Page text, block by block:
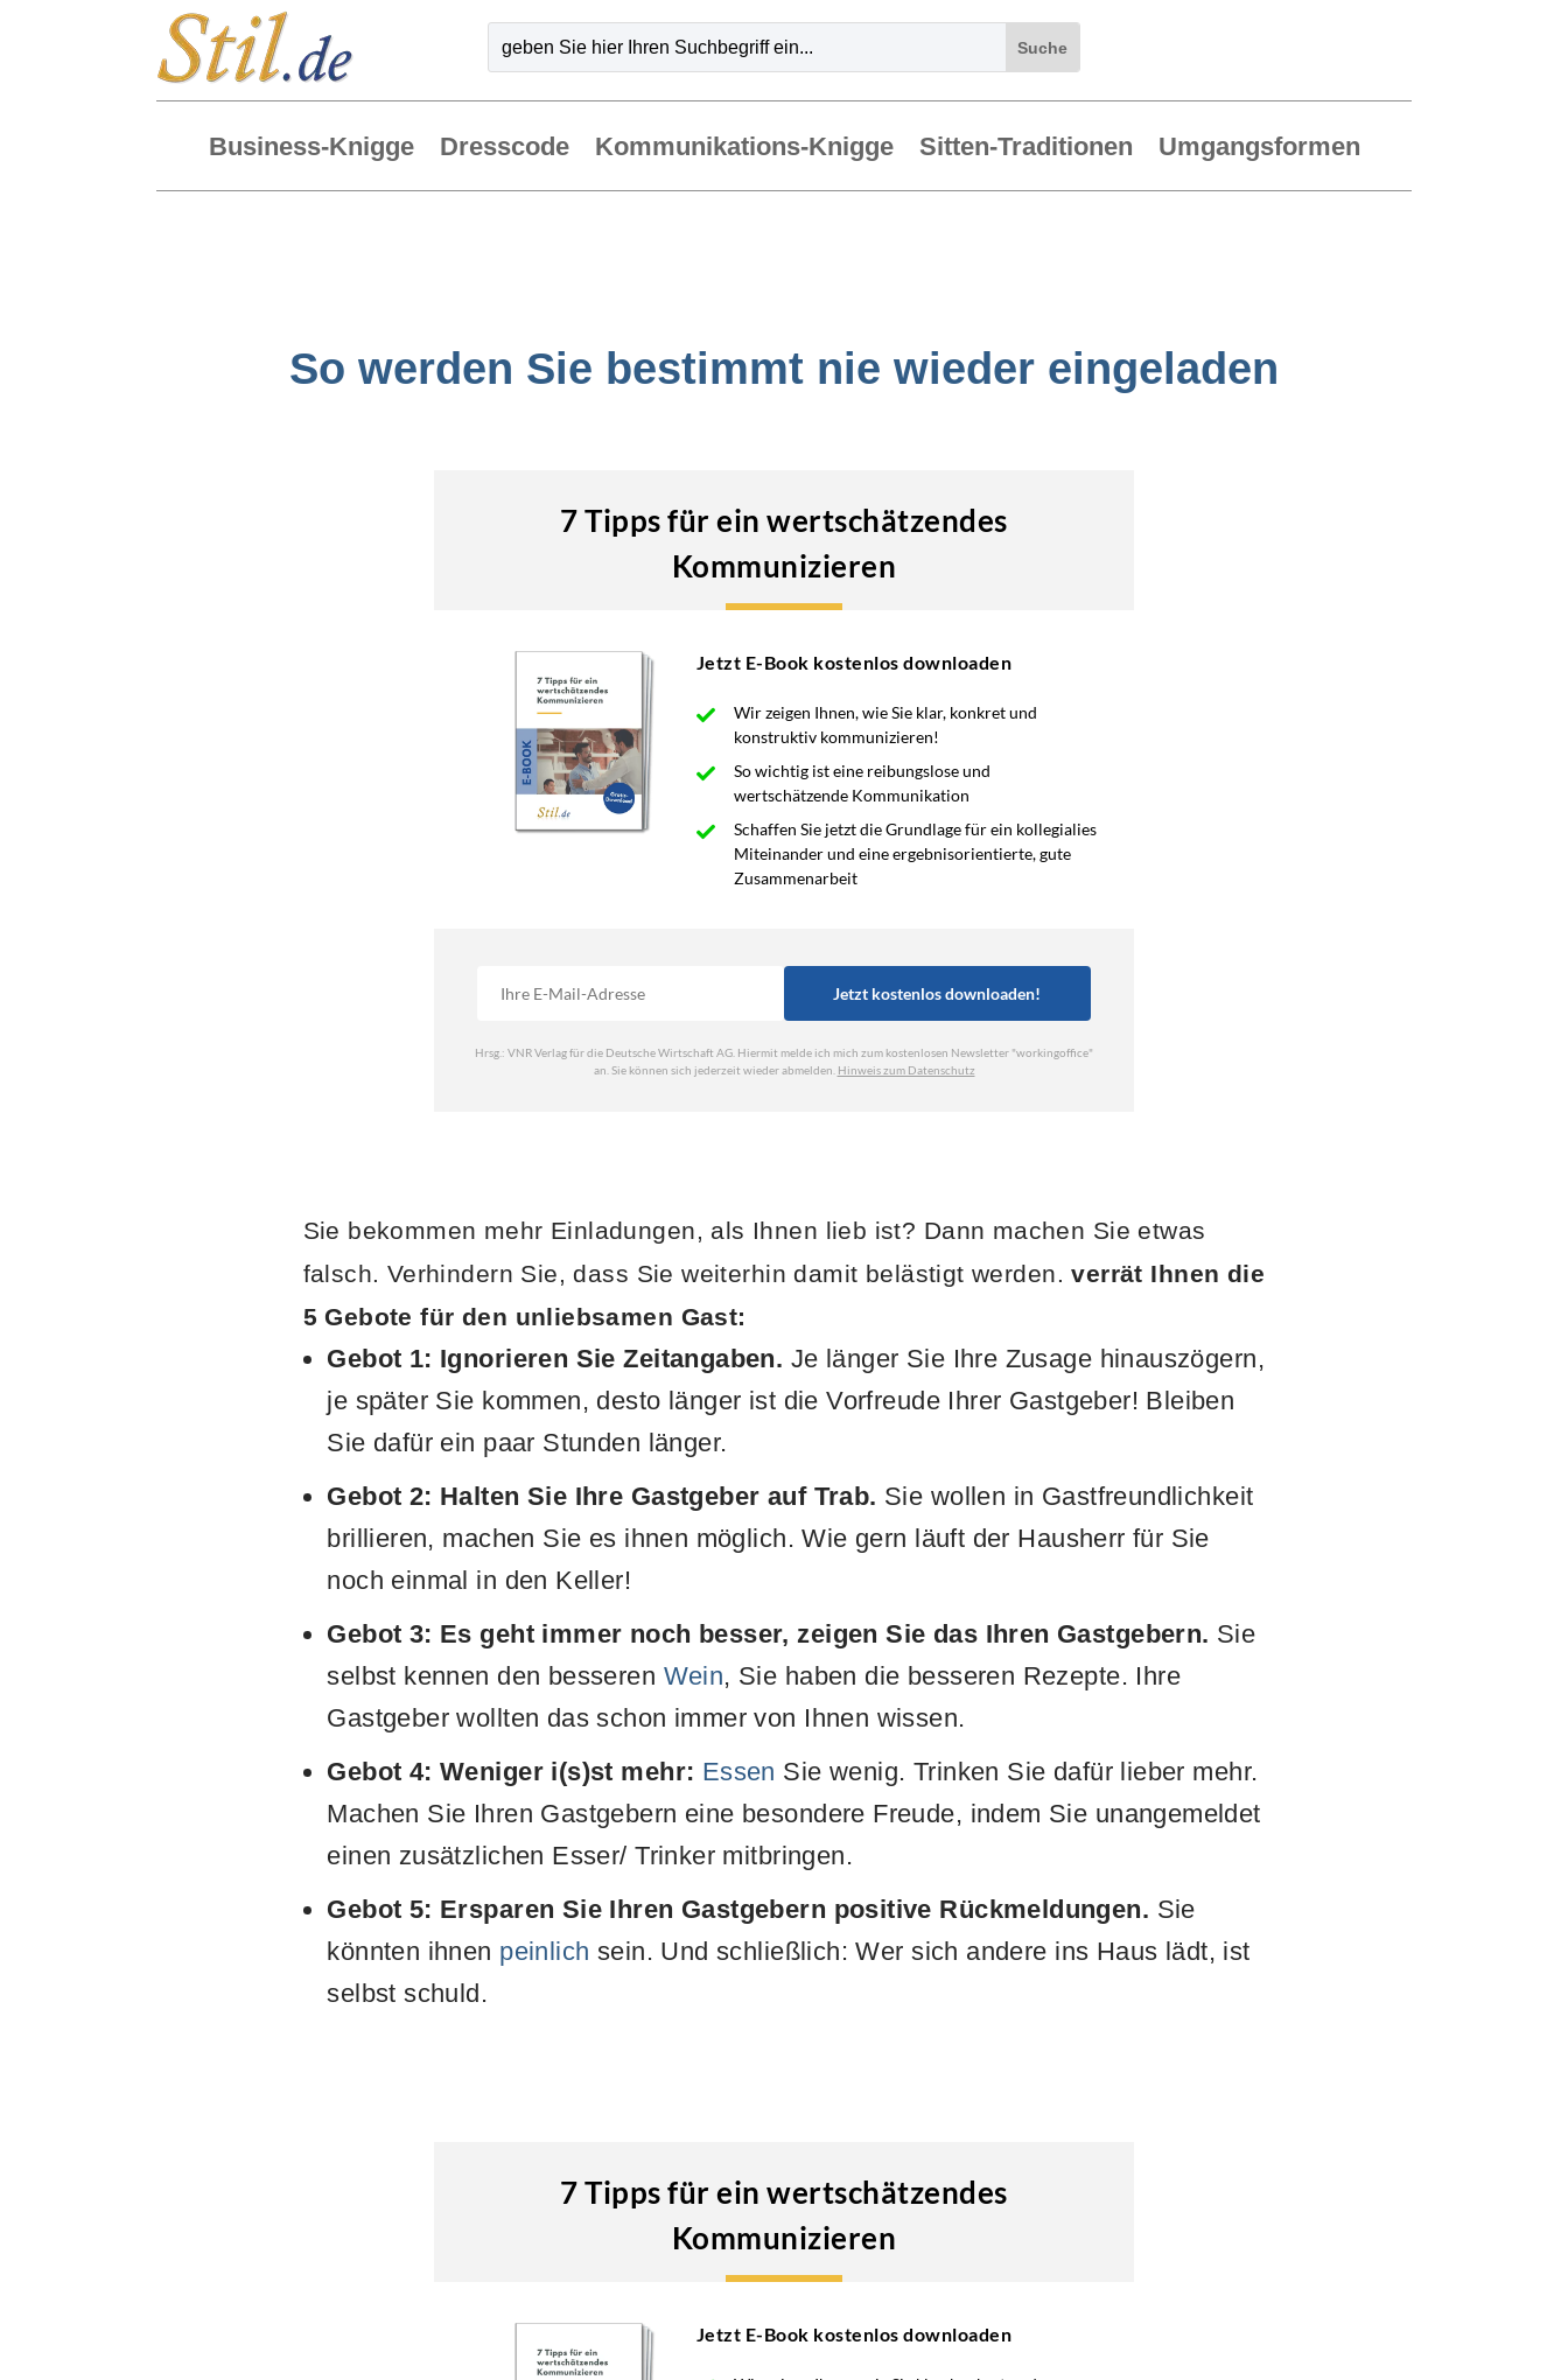
Business-Knigge Dresscode Kommunikations-Knigge Sitten-Traditionen Umgangsformen
So werden Sie bestimmt nie wieder eingeladen
Sie bekommen mehr Einladungen, als Ihnen lieb ist? Dann machen Sie etwas
falsch. Verhindern Sie, dass Sie weiterhin damit belästigt werden.verrät Ihnen die
5 Gebote für den unliebsamen Gast:
Gebot 1: Ignorieren Sie Zeitangaben. Je länger Sie Ihre Zusage hinauszögern,
je später Sie kommen, desto länger ist die Vorfreude Ihrer Gastgeber! Bleiben
Sie dafür ein paar Stunden länger.
Gebot 2: Halten Sie Ihre Gastgeber auf Trab. Sie wollen in Gastfreundlichkeit
brillieren, machen Sie es ihnen möglich. Wie gern läuft der Hausherr für Sie
noch einmal in den Keller!
Gebot 3: Es geht immer noch besser, zeigen Sie das Ihren Gastgebern. Sie
selbst kennen den besseren Wein, Sie haben die besseren Rezepte. Ihre
Gastgeber wollten das schon immer von Ihnen wissen.
Gebot 4: Weniger i(s)st mehr: Essen Sie wenig. Trinken Sie dafür lieber mehr.
Machen Sie Ihren Gastgebern eine besondere Freude, indem Sie unangemeldet
einen zusätzlichen Esser/ Trinker mitbringen.
Gebot 5: Ersparen Sie Ihren Gastgebern positive Rückmeldungen. Sie
könnten ihnen peinlich sein. Und schließlich: Wer sich andere ins Haus lädt, ist
selbst schuld.